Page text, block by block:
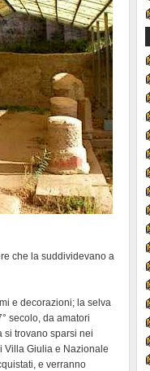
che la suddividevano a
e decorazioni; la selva
secolo, da amatori
si trovano sparsi nei
Villa Giulia e Nazionale
e verranno